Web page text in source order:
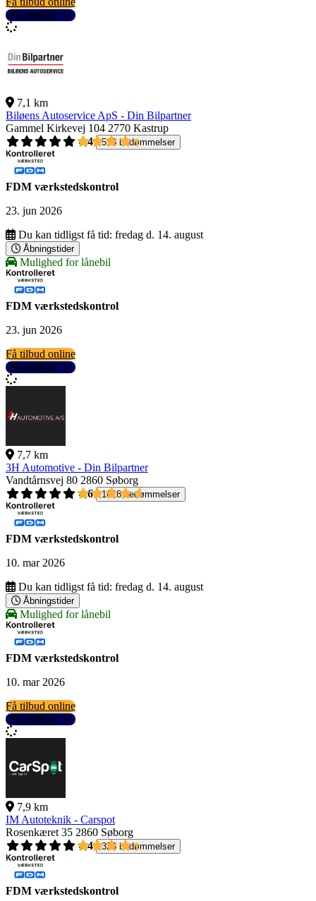
Se detaljer
7,1 km
Biløens Autoservice ApS - Din Bilpartner
Gammel Kirkevej 104 2770 Kastrup
4,4
518 bedømmelser
FDM værkstedskontrol
23. jun 2026
Du kan tidligst få tid: fredag d. 14. august
Åbningstider
Mulighed for lånebil
FDM værkstedskontrol
23. jun 2026
Få tilbud online
Se detaljer
7,7 km
3H Automotive - Din Bilpartner
Vandtårnsvej 80 2860 Søborg
4,6
1618 bedømmelser
FDM værkstedskontrol
10. mar 2026
Du kan tidligst få tid: fredag d. 14. august
Åbningstider
Mulighed for lånebil
FDM værkstedskontrol
10. mar 2026
Få tilbud online
Se detaljer
7,9 km
IM Autoteknik - Carspot
Rosenkæret 35 2860 Søborg
4,4
326 bedømmelser
FDM værkstedskontrol